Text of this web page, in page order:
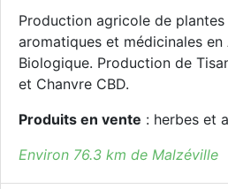
Production agricole de
aromatiques et médicinales
Biologique. Production de
et Chanvre CBD.
Produits en vente : herbes et
Environ 76.3 km de Malzéville